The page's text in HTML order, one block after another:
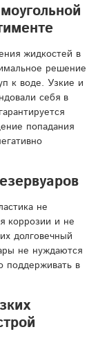
жидкостей в
решение
к воде. Узкие и
себя в
попадания
не
коррозии и не
долговечный
не нуждаются
поддерживать в